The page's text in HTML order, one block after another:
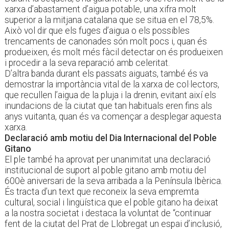
xarxa d’abastament d’aigua potable, una xifra molt
superior a la mitjana catalana que se situa en el 78,5%.
Això vol dir que els fuges d’aigua o els possibles
trencaments de canonades són molt pocs i, quan és
produeixen, és molt més fàcil detectar on és produeixen
i procedir a la seva reparació amb celeritat.
D’altra banda durant els passats aiguats, també és va
demostrar la importància vital de la xarxa de col·lectors,
que recullen l’aigua de la pluja i la drenin, evitant així els
inundacions de la ciutat que tan habituals eren fins als
anys vuitanta, quan és va començar a desplegar aquesta
xarxa.
Declaració amb motiu del Dia Internacional del Poble
Gitano
El ple també ha aprovat per unanimitat una declaració
institucional de suport al poble gitano amb motiu del
600è aniversari de la seva arribada a la Península Ibèrica.
És tracta d’un text que reconeix la seva empremta
cultural, social i lingüística que el poble gitano ha deixat
a la nostra societat i destaca la voluntat de “continuar
fent de la ciutat del Prat de Llobregat un espai d’inclusió,